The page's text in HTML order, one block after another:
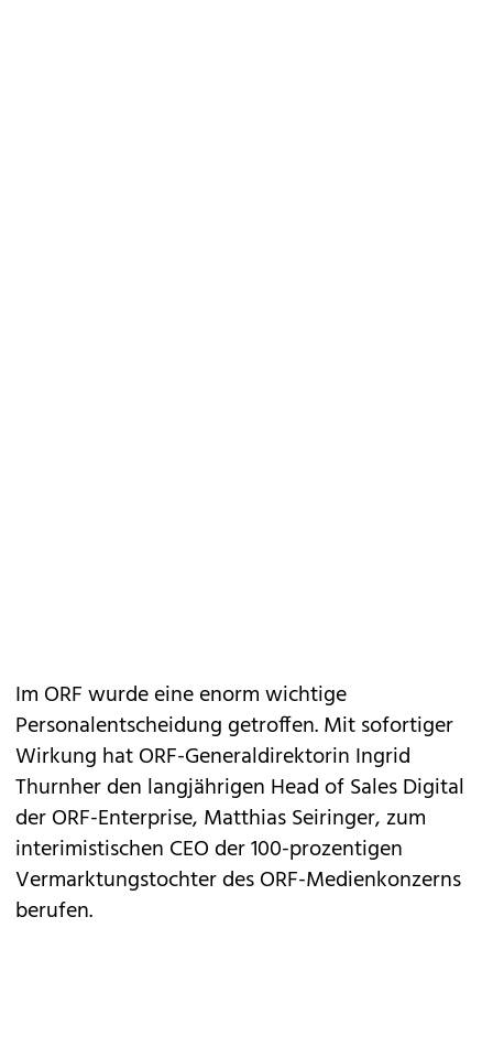
Im ORF wurde eine enorm wichtige
Personalentscheidung getroffen. Mit sofortiger
Wirkung hat ORF-Generaldirektorin Ingrid
Thurnher den langjährigen Head of Sales Digital
der ORF-Enterprise, Matthias Seiringer, zum
interimistischen CEO der 100-prozentigen
Vermarktungstochter des ORF-Medienkonzerns
berufen.